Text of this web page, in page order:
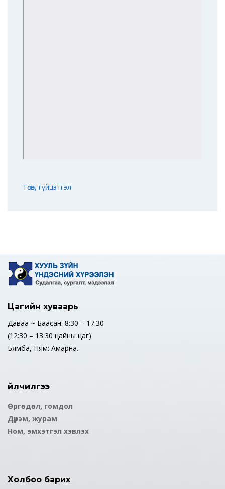
Төсөв, гүйцэтгэл
Цагийн хуваарь
Даваа ~ Баасан: 8:30 – 17:30
(12:30 – 13:30 цайны цаг)
Бямба, Ням: Амарна.
Үйлчилгээ
Өргөдөл, гомдол
Дүрэм, журам
Ном, эмхэтгэл хэвлэх
Холбоо барих